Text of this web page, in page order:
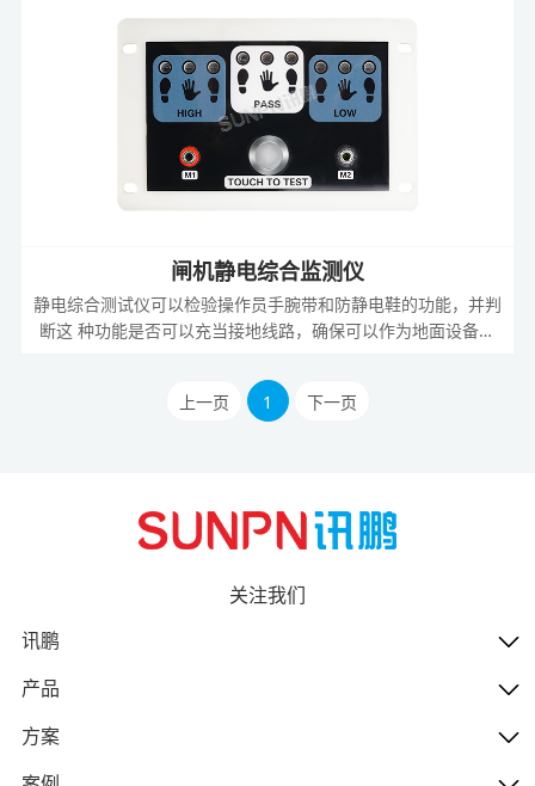
闸机静电综合监测仪
静电综合测试仪可以检验操作员手腕带和防静电鞋的功能，并判
断这 种功能是否可以充当接地线路，确保可以作为地面设备的
声，说明测试失败。
上一页
1 下一页
关注我们
讯鹏
产品
方案